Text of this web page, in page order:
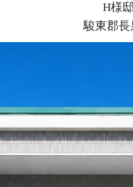
H様邸
駿東郡長